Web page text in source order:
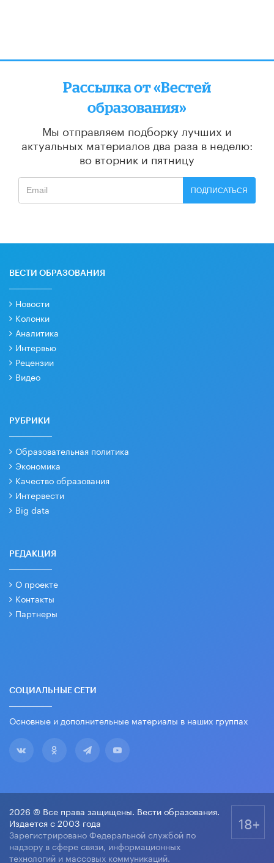
Рассылка от «Вестей
образования»
Мы отправляем подборку лучших и
актуальных материалов два раза в неделю:
во вторник и пятницу
ПОДПИСАТЬСЯ
ВЕСТИ ОБРАЗОВАНИЯ
Новости
Колонки
Аналитика
Интервью
Рецензии
Видео
РУБРИКИ
Образовательная политика
Экономика
Качество образования
Интервести
Big data
РЕДАКЦИЯ
О проекте
Контакты
Партнеры
СОЦИАЛЬНЫЕ СЕТИ
Основные и дополнительные материалы в наших группах
2026 © Все права защищены. Вести образования.
Издается с 2003 года
Зарегистрировано Федеральной службой по
надзору в сфере связи, информационных
технологий и массовых коммуникаций.
18+